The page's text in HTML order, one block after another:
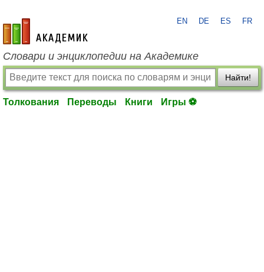
academic.ru
EN DE ES FR
Словари и энциклопедии на Академике
Найти!
Толкования Переводы Книги Игры ⚽